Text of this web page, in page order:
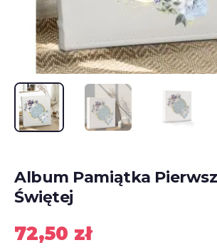
Album Pamiątka
Świętej
72,50 zł